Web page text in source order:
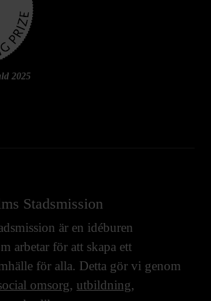
2025
Stadsmission
är en idéburen
arbetar för att skapa ett
för alla. Detta gör vi genom
omsorg, utbildning,